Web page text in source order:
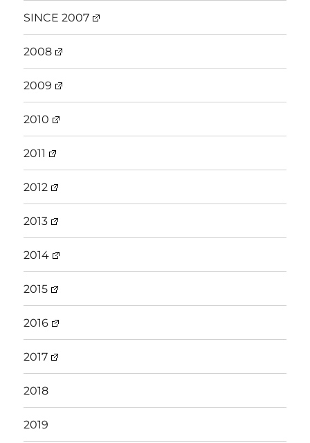
SINCE 2007
2008
2009
2010
2011
2012
2013
2014
2015
2016
2017
2018
2019